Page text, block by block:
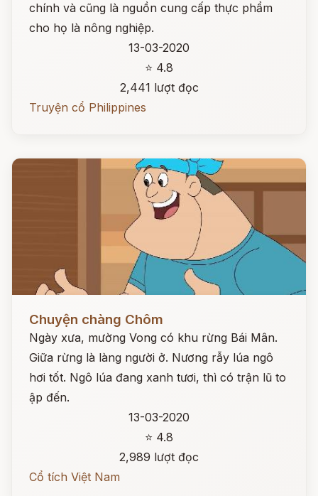
chính và cũng là nguồn cung cấp thực phẩm
cho họ là nông nghiệp.
13-03-2020
⭐ 4.8
2,441 lượt đọc
Truyện cổ Philippines
Chuyện chàng Chôm
Ngày xưa, mường Vong có khu rừng Bái Mân.
Giữa rừng là làng người ở. Nương rẫy lúa ngô
hơi tốt. Ngô lúa đang xanh tươi, thì có trận lũ to
ập đến.
13-03-2020
⭐ 4.8
2,989 lượt đọc
Cổ tích Việt Nam